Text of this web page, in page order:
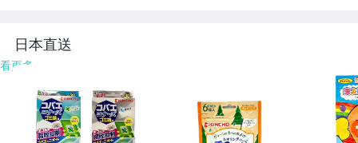
日本直送
看更多